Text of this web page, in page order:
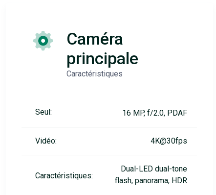
Caméra
principale
Caractéristiques
Seul: 16 MP, f/2.0, PDAF
Vidéo: 4K@30fps
Caractéristiques:
Dual-LED dual-tone
flash, panorama, HDR